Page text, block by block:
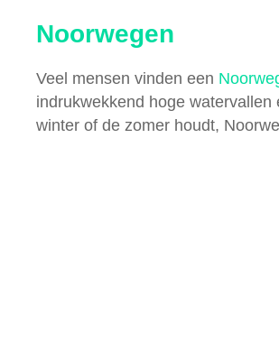
Noorwegen
Veel mensen vinden een
indrukwekkend hoge
winter of de zomer houdt,